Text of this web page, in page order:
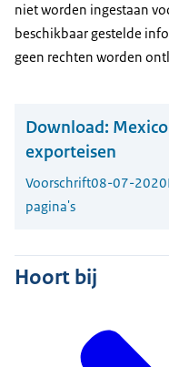
niet worden ingestaan
beschikbaar gestelde
geen rechten worden
Download:
exporteisen
Voorschrift08-07-2020
pagina's
Hoort bij